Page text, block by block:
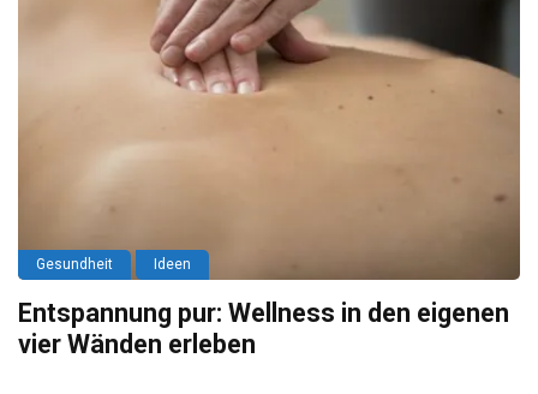
Gesundheit Ideen
Entspannung pur: Wellness in den eigenen
vier Wänden erleben